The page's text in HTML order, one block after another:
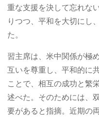
重な支援を決して忘れな
りつつ、平和を大切にし
た。
習主席は、米中関係が極
互いを尊重し、平和的に
ことで、相互の成功と繁
述べた。そのためには、
要があると指摘。近期の